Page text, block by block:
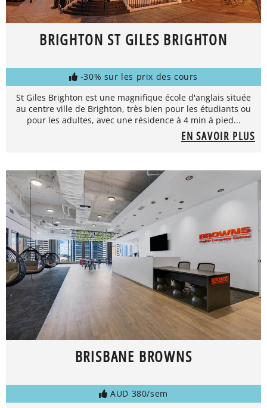
BRIGHTON ST GILES BRIGHTON
-30% sur les prix des cours
St Giles Brighton est une magnifique école d'anglais située
au centre ville de Brighton, très bien pour les étudiants ou
pour les adultes, avec une résidence à 4 min à pied...
EN SAVOIR PLUS
BRISBANE BROWNS
AUD 380/sem